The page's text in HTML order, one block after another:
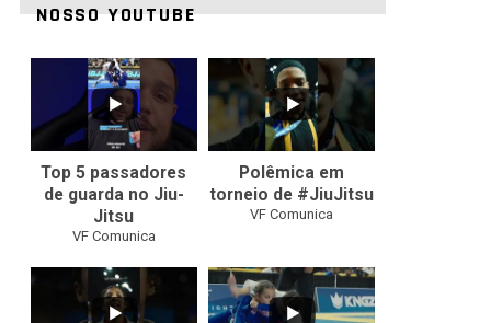
NOSSO YOUTUBE
0
Top 5 passadores
de guarda no Jiu-
Jitsu
VF Comunica
46 1
Polêmica em
torneio de #JiuJitsu
VF Comunica
0